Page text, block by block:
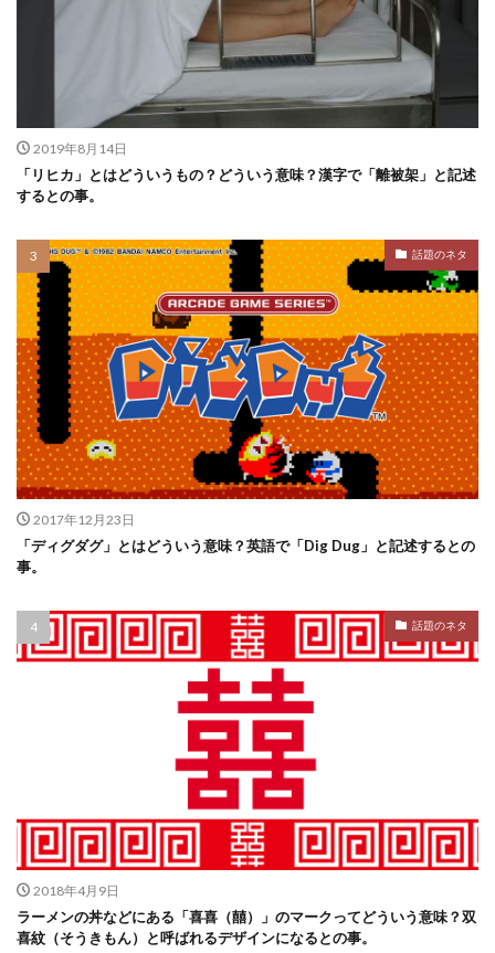
2019年8月14日
「リヒカ」とはどういうもの？どういう意味？漢字で「離被架」と記述
するとの事。
話題のネタ
2017年12月23日
「ディグダグ」とはどういう意味？英語で「Dig Dug」と記述するとの
事。
話題のネタ
2018年4月9日
ラーメンの丼などにある「喜喜（囍）」のマークってどういう意味？双
喜紋（そうきもん）と呼ばれるデザインになるとの事。